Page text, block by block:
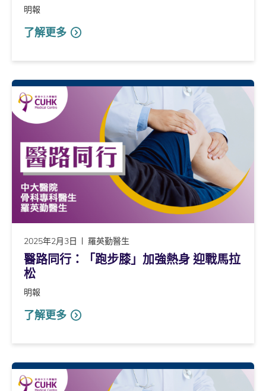
明報
了解更多
2025年2月3日 羅英勤醫生
醫路同行：「跑步膝」加強熱身 迎戰馬拉
松
明報
了解更多